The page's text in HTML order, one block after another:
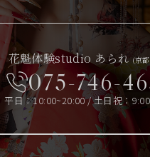
花魁体験studio あられ (京
075-746-
平日：10:00~20:00 / 土日祝：